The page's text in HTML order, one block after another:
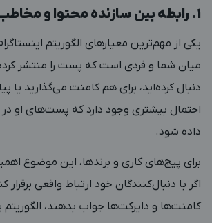
۱. رابطه بین سازنده محتوا و مخاطب
یکی از مهم‌ترین معیارهای الگوریتم
میان شما و فردی است که پست را منتشر کرده.
دنبال کرده‌اید، برای هم کامنت می‌گذارید یا
احتمال بیشتری وجود دارد که پست‌های او
داده شود.
برای پیج‌های کاری و برندها، این موضوع
اگر با دنبال‌کنندگان خود ارتباط واقعی برقرار
کامنت‌ها و دایرکت‌ها جواب بدهند،